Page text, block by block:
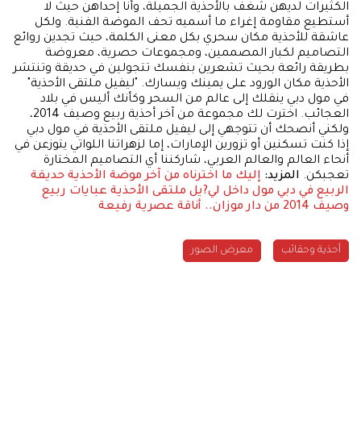
الكثيرات لديهن شغف بالأحذية الجميلة، وأنا إحداهن حيث لا
أستطيع مقاومة إغراء ما أسميه تحف الموضة الفنية. ولكل
عاشقة للأحذية مكان سحري بكل معنى الكلمة، حيث تجدين روائع
التصاميم لكبار المصممين، ومجموعات حصرية، معروضة
بطريقة رائعة بحيث تشعرين بنفسك تتجولين في حديقة وتنتشر
الأحذية مكان الورود على يمينك ويسارك. "ليفيل ملتقى الأحذية"
في مول دبي ينقلك إلى عالم من السحر وكأنك أليس في بلاد
العجائب. اخترت لك مجموعة من آخر أحذية ربيع وصيف 2014،
ولكني أنصحك أن تتوجهي إلى ليفيل ملتقى الأحذية في مول دبي
إذا كنت تسكنين أو تزورين الإمارات، إما لزهراتنا اللواتي يتوزعن في
أنحاء العالم والعالم العربي، شاركننا أي التصاميم المختارة
تعجبكن. المزيد: إليك ما اخترناه من آخر موضة الأحذية حديقة
الربيع في دبي مول داخل لي?يل ملتقى الأحذية عبايات ربيع
وصيف 2014 من دار موزان.. أناقة عصرية رفيعة
أحذية وحقائب معرض الصور